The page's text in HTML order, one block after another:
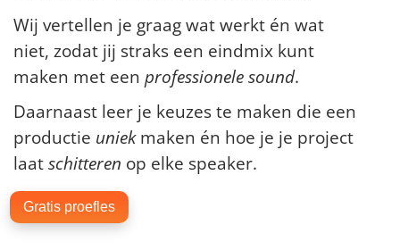
Wij vertellen je graag wat werkt én wat
niet, zodat jij straks een eindmix kunt
maken met een professionele sound.
Daarnaast leer je keuzes te maken die een
productie uniekmaken én hoe je je project
laatschitteren op elke speaker.
Gratis proefles